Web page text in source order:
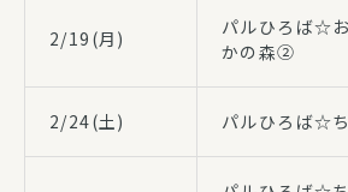
2/19(月)
パルひろば☆
かの森②
2/24(土) パルひろば☆